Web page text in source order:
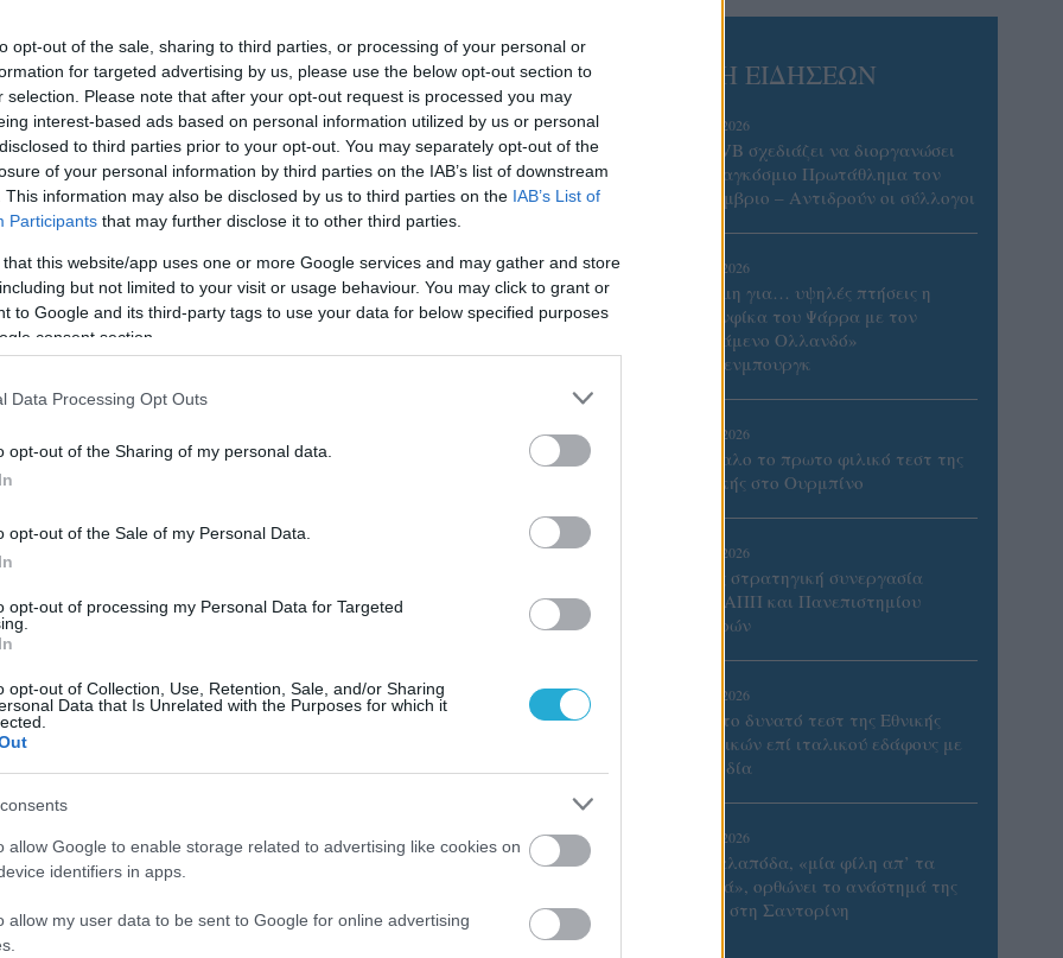
opt-out of the sale, sharing to third parties, or processing of your personal or
for targeted advertising by us, please use the below opt-out section to
selection. Please note that after your opt-out request is processed you may
interest-based ads based on personal information utilized by us or personal
to third parties prior to your opt-out. You may separately opt-out of the
of your personal information by third parties on the IAB’s list of downstream
This information may also be disclosed by us to third parties on the IAB’s List of
Participants that may further disclose it to other third parties.
that this website/app uses one or more Google services and may gather and store
but not limited to your visit or usage behaviour. You may click to grant or
to Google and its third-party tags to use your data for below specified purposes
consent section.
Data Processing Opt Outs
opt-out of the Sharing of my personal data.
opt-out of the Sale of my Personal Data.
opt-out of processing my Personal Data for Targeted
opt-out of Collection, Use, Retention, Sale, and/or Sharing
Data that Is Unrelated with the Purposes for which it
allow Google to enable storage related to advertising like cookies on
identifiers in apps.
allow my user data to be sent to Google for online advertising
με την Παναχαϊκή για την Γ’ φάση του
είναι διάχυτη στην ΑΕΚ, που θα παραταχθεί στην
της, αν και δύο εξ' αυτών φόρεσαν και στο
ΡΟΗ ΕΙΔΗΣΕΩΝ
06/08/2026
Η FIVB σχεδιάζει να διοργανώσει
το Παγκόσμιο Πρωτάθλημα τον
Δεκέμβριο – Αντιδρούν οι σύλλογοι
06/08/2026
Έτοιμη για… υψηλές πτήσεις η
Μπενφίκα του Ψάρρα με τον
«Ιπτάμενο Ολλανδό»
Βίλτενμπουργκ
05/08/2026
Ισόπαλο το πρωτο φιλικό τεστ της
Εθνικής στο Ουρμπίνο
05/08/2026
Προς στρατηγική συνεργασία
ΠΑΣΑΠΠ και Πανεπιστημίου
Πατρών
05/08/2026
Πρώτο δυνατό τεστ της Εθνικής
Γυναικών επί ιταλικού εδάφους με
Σουηδία
05/08/2026
Η Καλαπόδα, «μία φίλη απ’ τα
παλιά», ορθώνει το ανάστημά της
ξανά στη Σαντορίνη